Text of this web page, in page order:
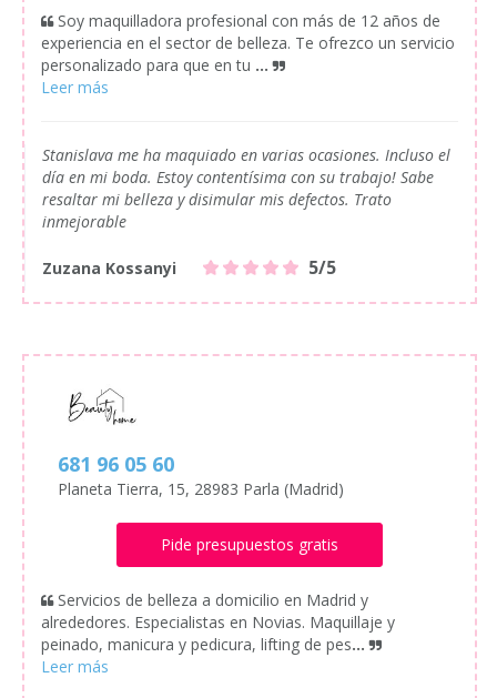
Soy maquilladora profesional con más de 12 años de
experiencia en el sector de belleza. Te ofrezco un servicio
personalizado para que en tu ...
Stanislava me ha maquiado en varias ocasiones. Incluso el
día en mi boda. Estoy contentísima con su trabajo! Sabe
resaltar mi belleza y disimular mis defectos. Trato
inmejorable
Zuzana Kossanyi 5/5
681 96 05 60
Planeta Tierra, 15, 28983 Parla (Madrid)
Pide presupuestos gratis
Servicios de belleza a domicilio en Madrid y
alrededores. Especialistas en Novias. Maquillaje y
peinado, manicura y pedicura, lifting de pes...